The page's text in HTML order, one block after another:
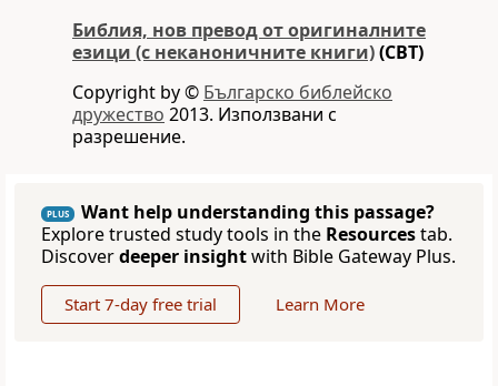
Библия, нов превод от оригиналните
езици (с неканоничните книги)(CBT)
Copyright by © Българско библейско
дружество 2013. Използвани с
разрешение.
PLUS
Want help understanding this passage?
Explore trusted study tools in the Resourcestab.
Discoverdeeper insightwith Bible Gateway Plus.
Start 7-day free trial Learn More